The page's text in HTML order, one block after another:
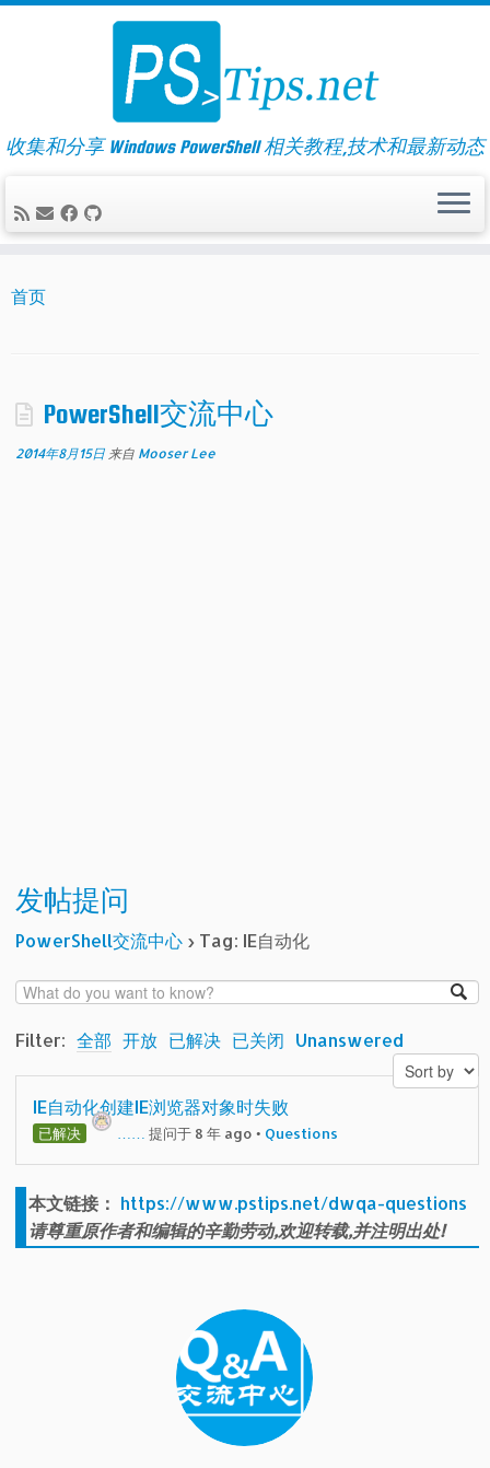
Skip
收集和分享 Windows PowerShell 相关教程,技术和最新动态
首页
PowerShell交流中心
2014年8月15日 来自 Mooser Lee
发帖提问
PowerShell交流中心 › Tag: IE自动化
Filter: 全部 开放 已解决 已关闭 Unanswered
IE自动化创建IE浏览器对象时失败
已解决 提问于 8 年 ago • Questions
本文链接： https://www.pstips.net/dwqa-questions
请尊重原作者和编辑的辛勤劳动,欢迎转载,并注明出处!